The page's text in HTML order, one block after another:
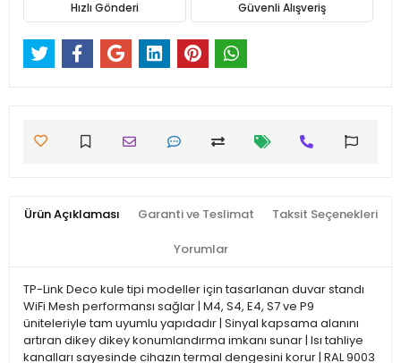
Hızlı Gönderi Güvenli Alışveriş
Ürün Açıklaması Garanti ve Teslimat Taksit Seçenekleri
Yorumlar
TP-Link Deco kule tipi modeller için tasarlanan duvar standı
WiFi Mesh performansı sağlar | M4, S4, E4, S7 ve P9
üniteleriyle tam uyumlu yapıdadır | Sinyal kapsama alanını
artıran dikey dikey konumlandırma imkanı sunar | Isı tahliye
kanalları sayesinde cihazın termal dengesini korur | RAL 9003